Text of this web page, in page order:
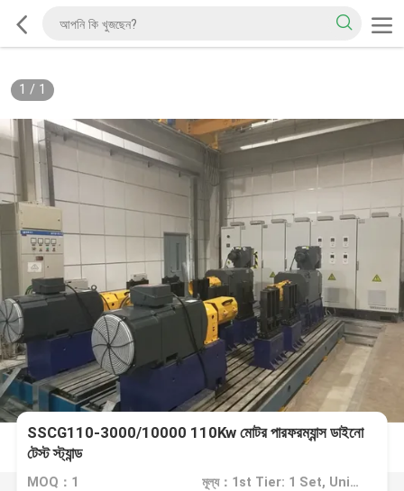
1 / 1
SSCG110-3000/10000 110Kw মোটর পারফরম্যান্স ডাইনো
টেস্ট স্ট্যান্ড
MOQ：1 মূল্য：1st Tier: 1 Set, Unit Price USD 3.00 2nd Tier: 2-5 Sets, Unit Price USD 2.00 3rd Tier: Over 5 Sets, Unit Price USD 1.00